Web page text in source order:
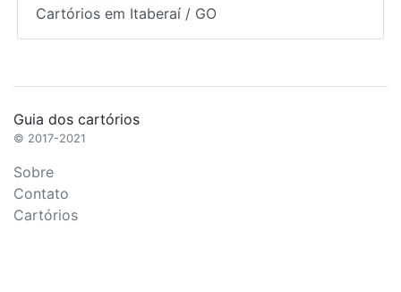
Cartórios em Itaberaí / GO
Guia dos cartórios
© 2017-2021
Sobre
Contato
Cartórios